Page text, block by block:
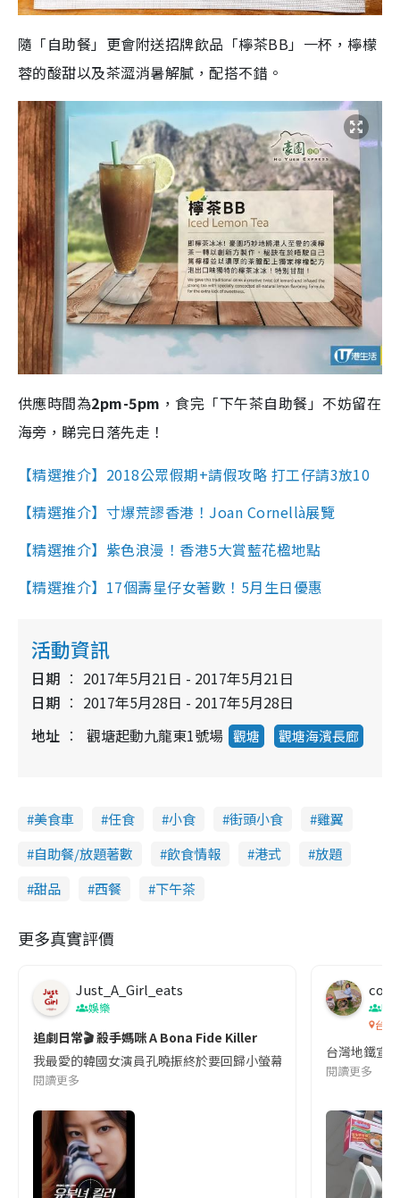
隨「自助餐」更會附送招牌飲品「檸茶BB」一杯，檸檬
蓉的酸甜以及茶澀消暑解膩，配搭不錯。
供應時間為2pm-5pm ，食完「下午茶自助餐」不妨留在
海旁，睇完日落先走！
【精選推介】2018公眾假期+請假攻略 打工仔請3放10
【精選推介】寸爆荒謬香港！Joan Cornellà展覽
【精選推介】紫色浪漫！香港5大賞藍花楹地點
【精選推介】17個壽星仔女著數！5月生日優惠
活動資訊
日期
2017年5月21日 - 2017年5月21日
日期
2017年5月28日 - 2017年5月28日
地址
觀塘起動九龍東1號場 觀塘 觀塘海濱長廊
美食車 任食 小食 街頭小食
雞翼
自助餐/放題著數
飲食情報 港式
放題
甜品
西餐 下午茶
更多真實評價
Just_A_Girl_eats
娛樂
追劇日常🎬 殺手媽咪 A Bona Fide Killer
我最愛的韓國女演員孔曉振終於要回歸小螢幕啦!這次的劇本改編
閱讀更多
co
吹
台灣
台灣地鐵宣
閱讀更多